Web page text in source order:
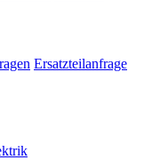
Ersatzteilanfrage